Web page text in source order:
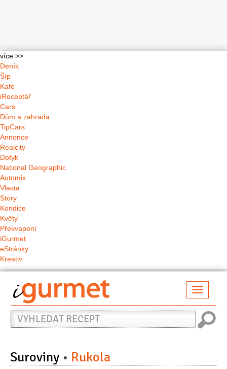
více >>
Deník
Šíp
Kafe
iReceptář
Cars
Dům a zahrada
TipCars
Annonce
Realcity
Dotyk
National Geographic
Automix
Vlasta
Story
Kondice
Květy
Překvapení
iGurmet
eStránky
Kreativ
Vyhledat
recept
Suroviny Rukola